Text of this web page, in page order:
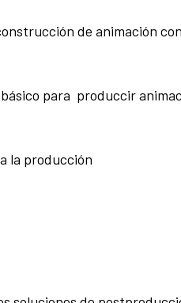
de animación
para produccir
la producción